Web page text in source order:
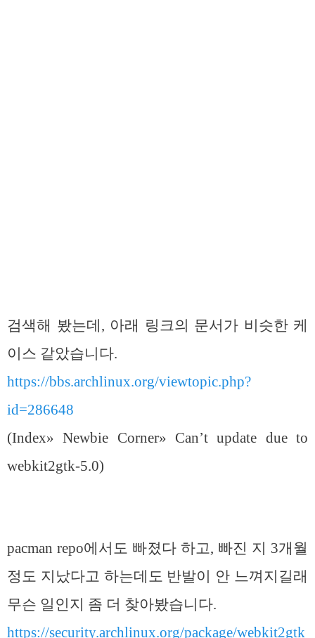
검색해 봤는데, 아래 링크의 문서가 비슷한 케
이스 같았습니다.
https://bbs.archlinux.org/viewtopic.php?
id=286648
(Index» Newbie Corner» Can’t update due to
webkit2gtk-5.0)
pacman repo에서도 빠졌다 하고, 빠진 지 3개월
정도 지났다고 하는데도 반발이 안 느껴지길래
무슨 일인지 좀 더 찾아봤습니다.
https://security.archlinux.org/package/webkit2gtk